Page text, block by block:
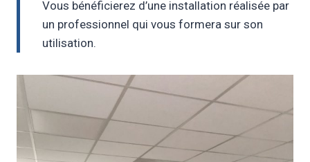
Vous bénéficierez d’une installation réalisée par
un professionnel qui vous formera sur son
utilisation.